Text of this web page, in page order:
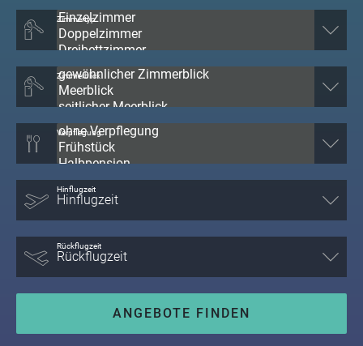
Zimmertyp
Zimmerblick
ANGEBOTE FINDEN
Verpflegung
Hinflugzeit
Rückflugzeit